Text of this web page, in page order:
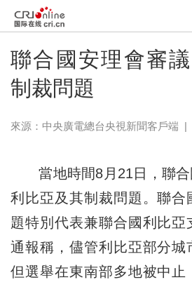
聯合國安理會審
制裁問題
來源： 中央廣電總台央視新聞客戶端 |
當地時間8月21日，聯合
利比亞及其制裁問題。聯合
題特別代表兼聯合國利比亞
通報稱，儘管利比亞部分城
但選舉在東南部多地被中止